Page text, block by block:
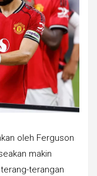
oleh Ferguson
makin
terangan